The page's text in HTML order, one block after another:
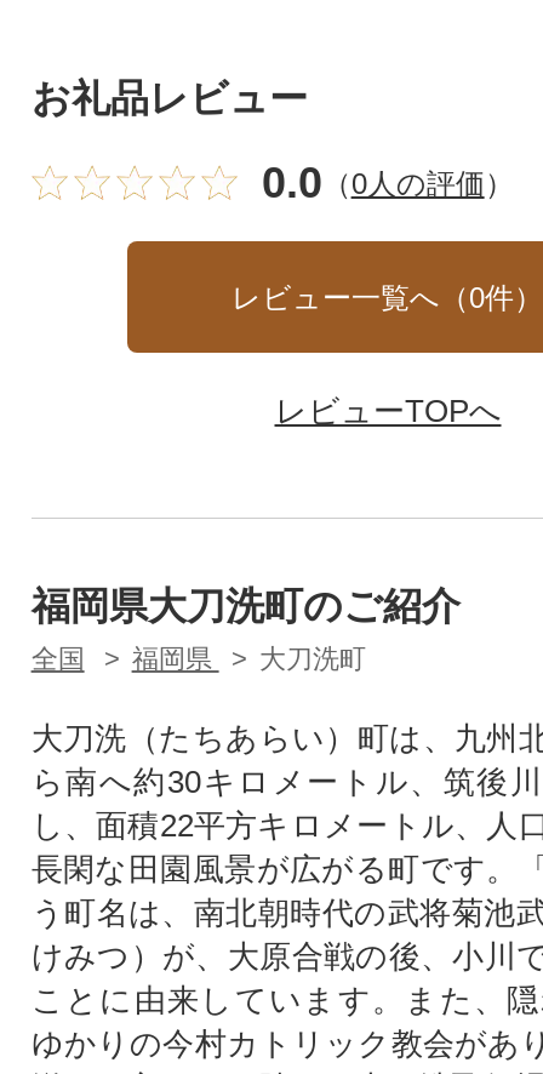
お礼品レビュー
0.0 （0人の評価）
レビュー一覧へ（0件）
レビューTOPへ
福岡県大刀洗町のご紹介
全国 福岡県 大刀洗町
大刀洗（たちあらい）町は、九州
ら南へ約30キロメートル、筑後
し、面積22平方キロメートル、人
長閑な田園風景が広がる町です。
う町名は、南北朝時代の武将菊池
けみつ）が、大原合戦の後、小川
ことに由来しています。また、
ゆかりの今村カトリック教会があ